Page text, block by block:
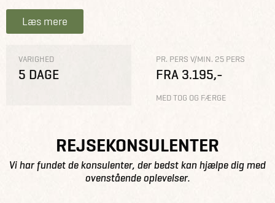
Læs mere
VARIGHED
5 DAGE
PR. PERS V/MIN. 25 PERS
FRA 3.195,-
MED TOG OG FÆRGE
REJSEKONSULENTER
Vi har fundet de konsulenter, der bedst kan hjælpe dig med
ovenstående oplevelser.